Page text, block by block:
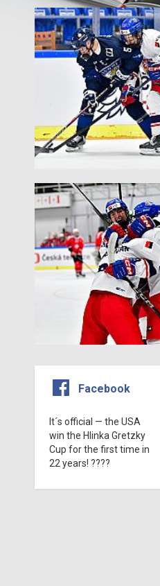
Facebook
It´s official — the USA
win the Hlinka Gretzky
Cup for the first time in
22 years! ????